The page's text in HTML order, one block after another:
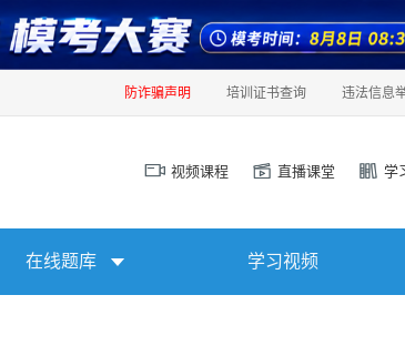
防诈骗声明 培训证书查询 违法信息
视频课程 直播课堂 学
在线题库 学习视频